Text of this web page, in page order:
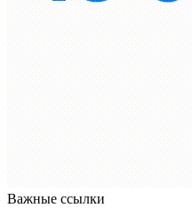
Важные ссылки